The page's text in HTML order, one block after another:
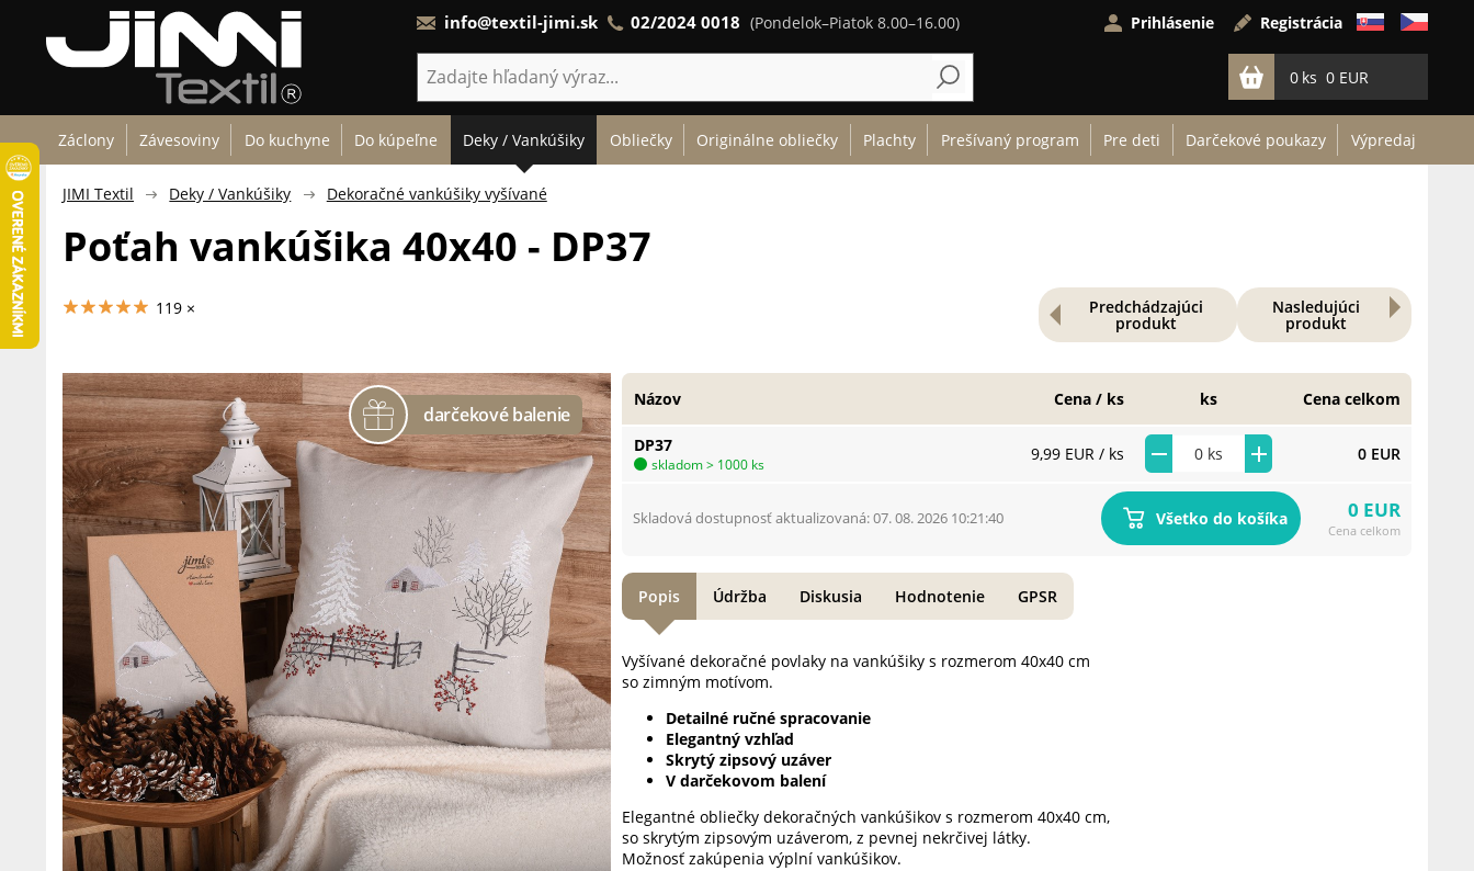
info@textil-jimi.sk 02/2024 0018 (Pondelok–Piatok 8.00–16.00) Prihlásenie Registrácia
0 0 EUR
Záclony Závesoviny Do kuchyne Do kúpeľne Deky / Vankúšiky Obliečky Originálne obliečky Plachty Prešívaný program Pre deti Darčekové poukazy Výpredaj
JIMI Textil Deky / Vankúšiky Dekoračné vankúšiky vyšívané
119 × Predchádzajúci
produkt
Nasledujúci
produkt
Poťah vankúšika 40x40 - DP37
DP37 9,99 EUR / ks 0 EUR
skladom > 1000 ks
Názov Cena / ks ks Cena celkom
Skladová dostupnosť aktualizovaná: 07. 08. 2026 10:21:40 Všetko do košíka 0 EUR
Cena celkom
Vyšívané dekoračné povlaky na vankúšiky s rozmerom 40x40 cm
so zimným motívom.
Detailné ručné spracovanie
Elegantný vzhľad
Skrytý zipsový uzáver
V darčekovom balení
Elegantné obliečky dekoračných vankúšikov s rozmerom 40x40 cm,
so skrytým zipsovým uzáverom, z pevnej nekrčivej látky.
Možnosť zakúpenia výplní vankúšikov.
Popis Údržba Diskusia Hodnotenie GPSR